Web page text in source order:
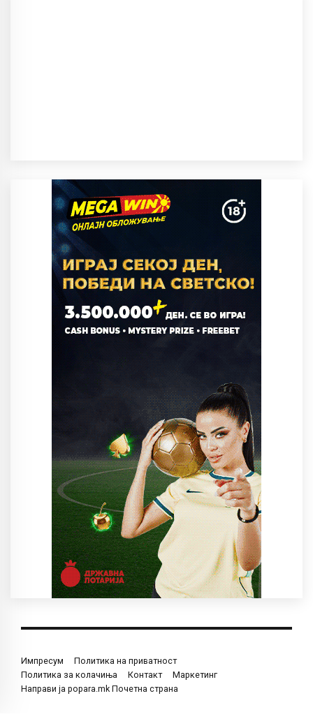
Импресум
Политика на приватност
Политика за колачиња
Контакт
Маркетинг
Направи ја popara.mk Почетна страна